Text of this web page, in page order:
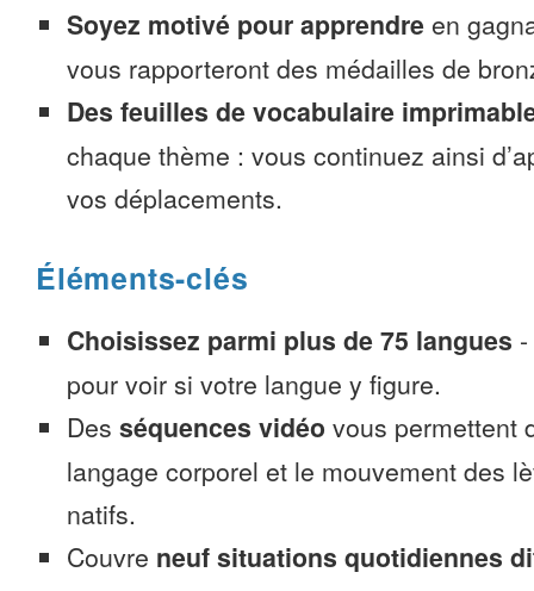
Soyez motivé pour apprendre en
vous rapporteront des médailles de
Des feuilles de vocabulaire
chaque thème : vous continuez ainsi
vos déplacements.
Éléments-clés
Choisissez parmi plus de 75 langues -
pour voir si votre langue y figure.
Des séquences vidéo vous permettent
langage corporel et le mouvement des
natifs.
Couvre neuf situations quotidiennes